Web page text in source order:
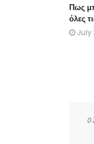
Πως
όλες
July
0